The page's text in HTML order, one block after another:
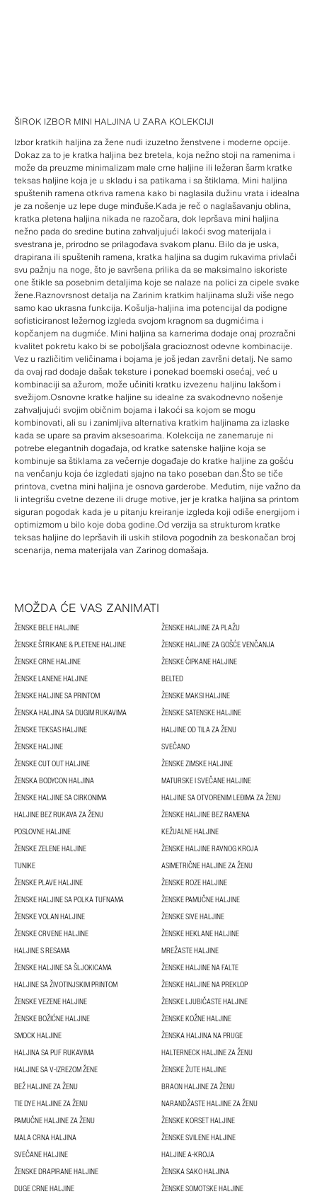
ŠIROK IZBOR MINI HALJINA U ZARA KOLEKCIJI
Izbor kratkih haljina za žene nudi izuzetno ženstvene i moderne opcije.
Dokaz za to je kratka haljina bez bretela, koja nežno stoji na ramenima i
može da preuzme minimalizam male crne haljine ili ležeran šarm kratke
teksas haljine koja je u skladu i sa patikama i sa štiklama. Mini haljina
spuštenih ramena otkriva ramena kako bi naglasila dužinu vrata i idealna
je za nošenje uz lepe duge minđuše.Kada je reč o naglašavanju oblina,
kratka pletena haljina nikada ne razočara, dok lepršava mini haljina
nežno pada do sredine butina zahvaljujući lakoći svog materijala i
svestrana je, prirodno se prilagođava svakom planu. Bilo da je uska,
drapirana ili spuštenih ramena, kratka haljina sa dugim rukavima privlači
svu pažnju na noge, što je savršena prilika da se maksimalno iskoriste
one štikle sa posebnim detaljima koje se nalaze na polici za cipele svake
žene.Raznovrsnost detalja na Zarinim kratkim haljinama služi više nego
samo kao ukrasna funkcija. Košulja-haljina ima potencijal da podigne
sofisticiranost ležernog izgleda svojom kragnom sa dugmićima i
kopčanjem na dugmiće. Mini haljina sa karnerima dodaje onaj prozračni
kvalitet pokretu kako bi se poboljšala gracioznost odevne kombinacije.
Vez u različitim veličinama i bojama je još jedan završni detalj. Ne samo
da ovaj rad dodaje dašak teksture i ponekad boemski osećaj, već u
kombinaciji sa ažurom, može učiniti kratku izvezenu haljinu lakšom i
svežijom.Osnovne kratke haljine su idealne za svakodnevno nošenje
zahvaljujući svojim običnim bojama i lakoći sa kojom se mogu
kombinovati, ali su i zanimljiva alternativa kratkim haljinama za izlaske
kada se upare sa pravim aksesoarima. Kolekcija ne zanemaruje ni
potrebe elegantnih događaja, od kratke satenske haljine koja se
kombinuje sa štiklama za večernje događaje do kratke haljine za gošću
na venčanju koja će izgledati sjajno na tako poseban dan.Što se tiče
printova, cvetna mini haljina je osnova garderobe. Međutim, nije važno da
li integrišu cvetne dezene ili druge motive, jer je kratka haljina sa printom
siguran pogodak kada je u pitanju kreiranje izgleda koji odiše energijom i
optimizmom u bilo koje doba godine.Od verzija sa strukturom kratke
teksas haljine do lepršavih ili uskih stilova pogodnih za beskonačan broj
scenarija, nema materijala van Zarinog domašaja.
MOŽDA ĆE VAS ZANIMATI
ŽENSKE BELE HALJINE
ŽENSKE HALJINE ZA PLAŽU
ŽENSKE ŠTRIKANE & PLETENE HALJINE
ŽENSKE HALJINE ZA GOŠĆE VENČANJA
ŽENSKE CRNE HALJINE
ŽENSKE ČIPKANE HALJINE
ŽENSKE LANENE HALJINE
BELTED
ŽENSKE HALJINE SA PRINTOM
ŽENSKE MAKSI HALJINE
ŽENSKA HALJINA SA DUGIM RUKAVIMA
ŽENSKE SATENSKE HALJINE
ŽENSKE TEKSAS HALJINE
HALJINE OD TILA ZA ŽENU
ŽENSKE HALJINE
SVEČANO
ŽENSKE CUT OUT HALJINE
ŽENSKE ZIMSKE HALJINE
ŽENSKA BODYCON HALJINA
MATURSKE I SVEČANE HALJINE
ŽENSKE HALJINE SA CIRKONIMA
HALJINE SA OTVORENIM LEĐIMA ZA ŽENU
HALJINE BEZ RUKAVA ZA ŽENU
ŽENSKE HALJINE BEZ RAMENA
POSLOVNE HALJINE
KEŽUALNE HALJINE
ŽENSKE ZELENE HALJINE
ŽENSKE HALJINE RAVNOG KROJA
TUNIKE
ASIMETRIČNE HALJINE ZA ŽENU
ŽENSKE PLAVE HALJINE
ŽENSKE ROZE HALJINE
ŽENSKE HALJINE SA POLKA TUFNAMA
ŽENSKE PAMUČNE HALJINE
ŽENSKE VOLAN HALJINE
ŽENSKE SIVE HALJINE
ŽENSKE CRVENE HALJINE
ŽENSKE HEKLANE HALJINE
HALJINE S RESAMA
MREŽASTE HALJINE
ŽENSKE HALJINE SA ŠLJOKICAMA
ŽENSKE HALJINE NA FALTE
HALJINE SA ŽIVOTINJSKIM PRINTOM
ŽENSKE HALJINE NA PREKLOP
ŽENSKE VEZENE HALJINE
ŽENSKE LJUBIČASTE HALJINE
ŽENSKE BOŽIĆNE HALJINE
ŽENSKE KOŽNE HALJINE
SMOCK HALJINE
ŽENSKA HALJINA NA PRUGE
HALJINA SA PUF RUKAVIMA
HALTERNECK HALJINE ZA ŽENU
HALJINE SA V-IZREZOM ŽENE
ŽENSKE ŽUTE HALJINE
BEŽ HALJINE ZA ŽENU
BRAON HALJINE ZA ŽENU
TIE DYE HALJINE ZA ŽENU
NARANDŽASTE HALJINE ZA ŽENU
PAMUČNE HALJINE ZA ŽENU
ŽENSKE KORSET HALJINE
MALA CRNA HALJINA
ŽENSKE SVILENE HALJINE
SVEČANE HALJINE
HALJINE A-KROJA
ŽENSKE DRAPIRANE HALJINE
ŽENSKA SAKO HALJINA
DUGE CRNE HALJINE
ŽENSKE SOMOTSKE HALJINE